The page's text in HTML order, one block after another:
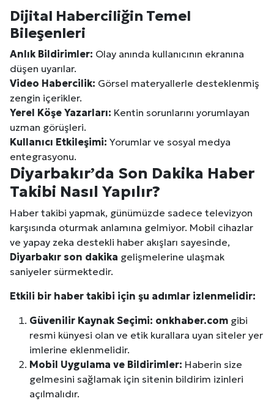
Dijital Haberciliğin Temel
Bileşenleri
Anlık Bildirimler: Olay anında kullanıcının ekranına
düşen uyarılar.
Video Habercilik: Görsel materyallerle desteklenmiş
zengin içerikler.
Yerel Köşe Yazarları: Kentin sorunlarını yorumlayan
uzman görüşleri.
Kullanıcı Etkileşimi: Yorumlar ve sosyal medya
entegrasyonu.
Diyarbakır’da Son Dakika Haber
Takibi Nasıl Yapılır?
Haber takibi yapmak, günümüzde sadece televizyon
karşısında oturmak anlamına gelmiyor. Mobil cihazlar
ve yapay zeka destekli haber akışları sayesinde,
Diyarbakır son dakika gelişmelerine ulaşmak
saniyeler sürmektedir.
Etkili bir haber takibi için şu adımlar izlenmelidir:
Güvenilir Kaynak Seçimi: onkhaber.com gibi
resmi künyesi olan ve etik kurallara uyan siteler yer
imlerine eklenmelidir.
Mobil Uygulama ve Bildirimler: Haberin size
gelmesini sağlamak için sitenin bildirim izinleri
açılmalıdır.